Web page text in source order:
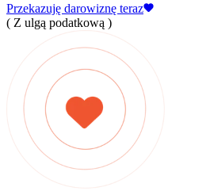
Przekazuję darowiznę teraz
( Z ulgą podatkową )